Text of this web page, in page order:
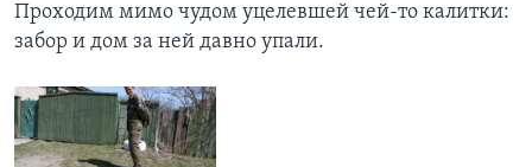
Проходим мимо чудом уцелевшей чей-то калитки:
забор и дом за ней давно упали.